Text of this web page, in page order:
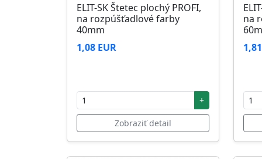
ELIT-SK Štetec plochý PROFI,
na rozpúšťadlové farby
40mm
1,08 EUR
+
Zobraziť detail
na